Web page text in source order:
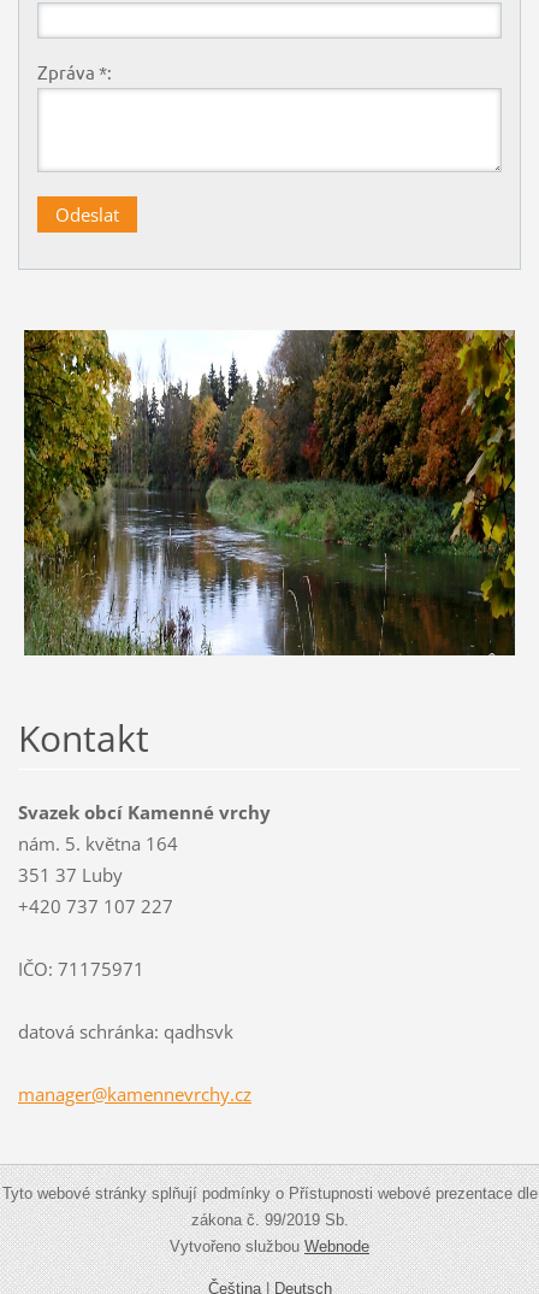
Zpráva *:
Kontakt
Svazek obcí Kamenné vrchy
nám. 5. května 164
351 37 Luby
+420 737 107 227
IČO: 71175971
datová schránka: qadhsvk
manager@kamennevrchy.cz
Tyto webové stránky splňují podmínky o Přístupnosti webové prezentace dle
zákona č. 99/2019 Sb.
Vytvořeno službouWebnode
Čeština|Deutsch